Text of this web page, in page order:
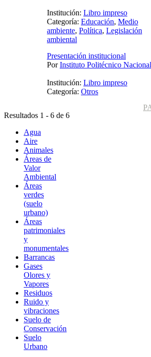
Institución: Libro impreso
Categoría: Educación, Medio
ambiente, Política, Legislación
ambiental
Presentación institucional
PorInstituto Politécnico Nacional
Institución: Libro impreso
Categoría: Otros
Resultados 1 - 6 de 6
Agua
Aire
Animales
Áreas de
Valor
Ambiental
Áreas
verdes
(suelo
urbano)
Áreas
patrimoniales
y
monumentales
Barrancas
Gases
Olores y
Vapores
Residuos
Ruido y
vibraciones
Suelo de
Conservación
Suelo
Urbano